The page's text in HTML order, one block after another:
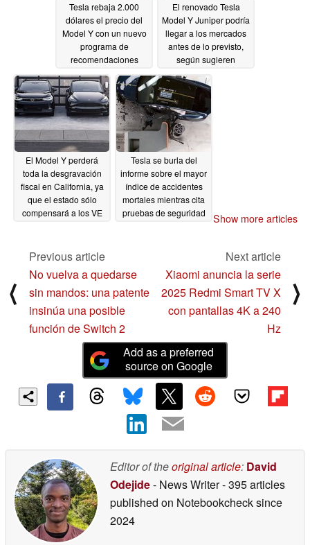
Tesla rebaja 2.000
dólares el precio del
Model Y con un nuevo
programa de
recomendaciones
11/28/2024
El renovado Tesla
Model Y Juniper podría
llegar a los mercados
antes de lo previsto,
según sugieren
nuevos informes
11/27/2024
El Model Y perderá
toda la desgravación
fiscal en California, ya
que el estado sólo
compensará a los VE
Tesla se burla del
informe sobre el mayor
índice de accidentes
mortales mientras cita
pruebas de seguridad
Show more articles
⟨
Previous article
No vuelva a quedarse
sin mandos: una patente
insinúa una posible
función de Switch 2
Next article
Xiaomi anuncia la serie
2025 Redmi Smart TV X
con pantallas 4K a 240
Hz
⟩
Add as a preferred
source on Google
Editor of theoriginal article: David
Odejide- News Writer- 395 articles
published on Notebookchecksince
2024